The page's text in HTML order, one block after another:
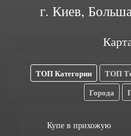
г. Киев,
ТОП Категории ТОП
Города
Купе в прихожую